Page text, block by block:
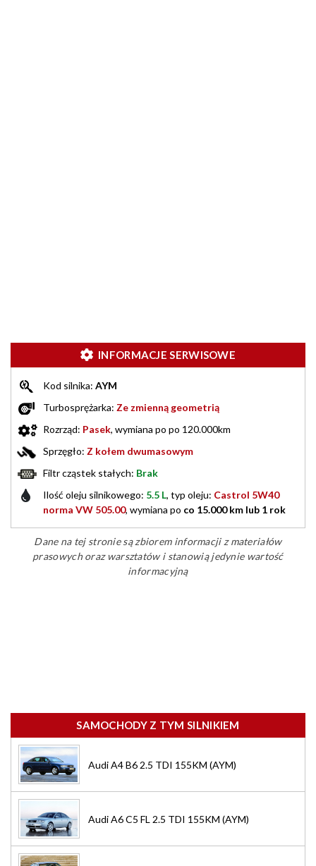
INFORMACJE SERWISOWE
Kod silnika: AYM
Turbosprężarka: Ze zmienną geometrią
Rozrząd: Pasek, wymiana po po 120.000km
Sprzęgło: Z kołem dwumasowym
Filtr cząstek stałych: Brak
Ilość oleju silnikowego: 5.5 L, typ oleju: Castrol 5W40
norma VW 505.00, wymiana po co 15.000 km lub 1 rok
Dane na tej stronie są zbiorem informacji z materiałów
prasowych oraz warsztatów i stanowią jedynie wartość
informacyjną
SAMOCHODY Z TYM SILNIKIEM
Audi A4 B6 2.5 TDI 155KM (AYM)
Audi A6 C5 FL 2.5 TDI 155KM (AYM)